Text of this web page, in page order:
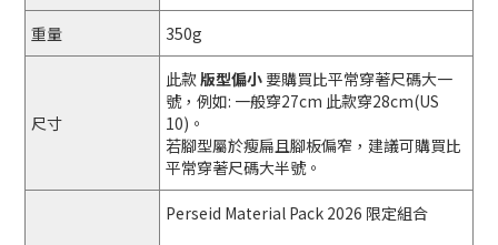
重量 350g
尺寸
此款版型偏小 要購買比平常穿著尺碼大一
號，例如: 一般穿27cm 此款穿28cm(US
10)。
若腳型屬於瘦扁且腳板偏窄，建議可購買比
平常穿著尺碼大半號。
Perseid Material Pack 2026 限定組合